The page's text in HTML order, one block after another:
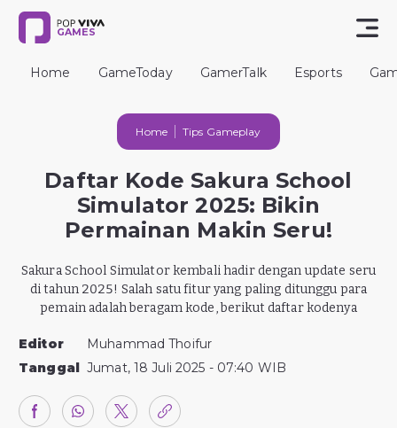
GAMES
Home GameToday GamerTalk Esports
Home Tips Gameplay
Daftar Kode Sakura School
Simulator 2025: Bikin
Permainan Makin Seru!
Sakura School Simulator kembali hadir dengan update seru
di tahun 2025! Salah satu fitur yang paling ditunggu para
pemain adalah beragam kode, berikut daftar kodenya
Editor
Muhammad Thoifur
Tanggal Jumat, 18 Juli 2025 - 07:40 WIB